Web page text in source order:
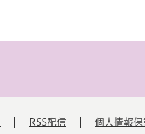
RSS配信 個人情報保